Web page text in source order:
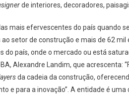
de interiores, decoradores,
mais efervescentes do país quando
setor de construção e mais de 62
do país, onde o mercado ou está
Alexandre Landim, que
da cadeia da construção,
e para a inovação”. A entidade é